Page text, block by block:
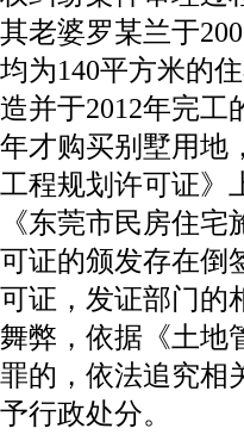
其老婆罗某兰于
均为140平方米的
造并于2012年完工
年才购买别墅用地
工程规划许可证》
《东莞市民房住
可证的颁发存在倒
可证，发证部门的
舞弊，依据《土地
罪的，依法追究相
予行政处分。